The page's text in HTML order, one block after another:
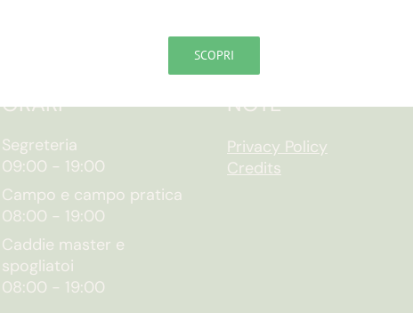
ORARI
Segreteria
09:00 - 19:00
Campo e campo pratica
08:00 - 19:00
Caddie master e
spogliatoi
08:00 - 19:00
NOTE
Privacy Policy
Credits
SCOPRI